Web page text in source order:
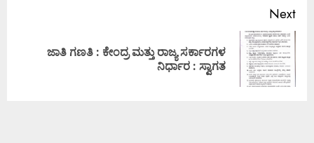
Next
ಜಾತಿ ಗಣತಿ : ಕೇಂದ್ರ ಮತ್ತು ರಾಜ್ಯ ಸರ್ಕಾರಗಳ
ನಿರ್ಧಾರ : ಸ್ವಾಗತ